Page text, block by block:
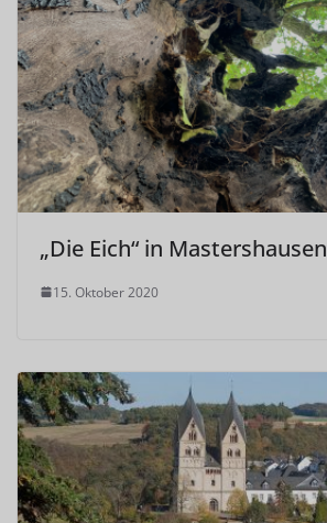
„Die Eich“ in Mastershausen
15. Oktober 2020